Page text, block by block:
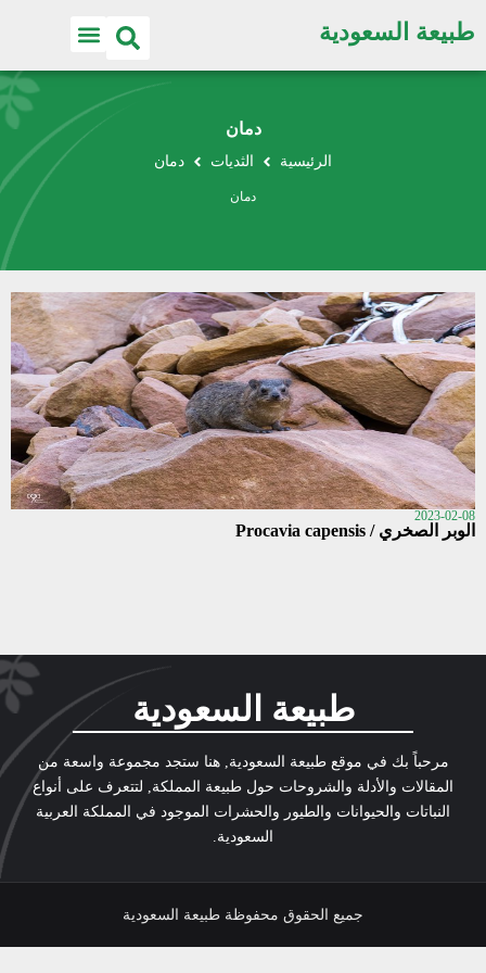
طبيعة السعودية
دمان
الرئيسية الثديات دمان
دمان
2023-02-08
الوبر الصخري / Procavia capensis
طبيعة السعودية
مرحباً بك في موقع طبيعة السعودية, هنا ستجد مجموعة واسعة من
المقالات والأدلة والشروحات حول طبيعة المملكة, لتتعرف على أنواع
النباتات والحيوانات والطيور والحشرات الموجود في المملكة العربية
السعودية.
جميع الحقوق محفوظة طبيعة السعودية